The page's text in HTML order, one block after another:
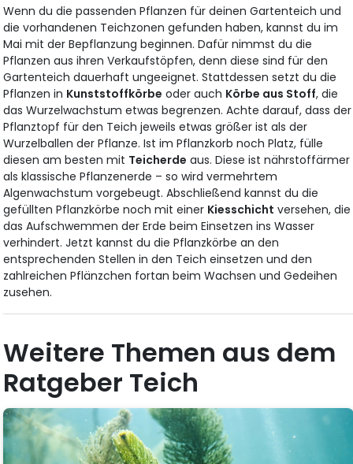
Wenn du die passenden Pflanzen für deinen Gartenteich und
die vorhandenen Teichzonen gefunden haben, kannst du im
Mai mit der Bepflanzung beginnen. Dafür nimmst du die
Pflanzen aus ihren Verkaufstöpfen, denn diese sind für den
Gartenteich dauerhaft ungeeignet. Stattdessen setzt du die
Pflanzen in Kunststoffkörbe oder auch Körbe aus Stoff, die
das Wurzelwachstum etwas begrenzen. Achte darauf, dass der
Pflanztopf für den Teich jeweils etwas größer ist als der
Wurzelballen der Pflanze. Ist im Pflanzkorb noch Platz, fülle
diesen am besten mit Teicherde aus. Diese ist nährstoffärmer
als klassische Pflanzenerde – so wird vermehrtem
Algenwachstum vorgebeugt. Abschließend kannst du die
gefüllten Pflanzkörbe noch mit einer Kiesschicht versehen, die
das Aufschwemmen der Erde beim Einsetzen ins Wasser
verhindert. Jetzt kannst du die Pflanzkörbe an den
entsprechenden Stellen in den Teich einsetzen und den
zahlreichen Pflänzchen fortan beim Wachsen und Gedeihen
zusehen.
Weitere Themen aus dem
Ratgeber Teich